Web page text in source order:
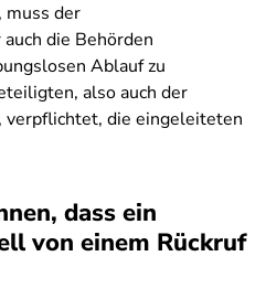
muss der
die Behörden
Ablauf zu
also auch der
die eingeleiteten
dass ein
von einem Rückruf